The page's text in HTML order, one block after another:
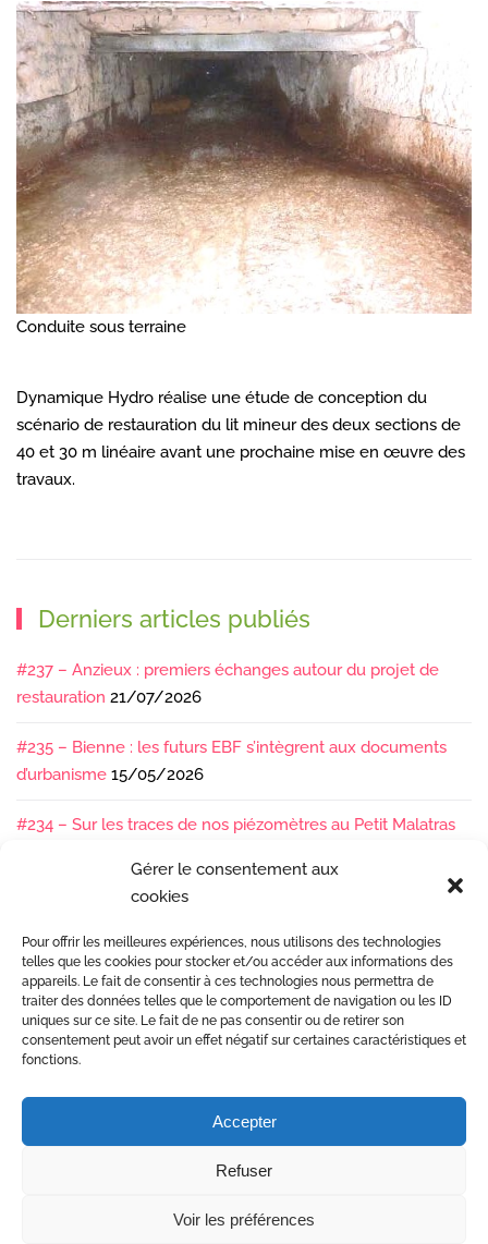
Gérer le consentement aux
cookies
Pour offrir les meilleures expériences, nous utilisons des technologies
telles que les cookies pour stocker et/ou accéder aux informations des
appareils. Le fait de consentir à ces technologies nous permettra de
traiter des données telles que le comportement de navigation ou les ID
uniques sur ce site. Le fait de ne pas consentir ou de retirer son
consentement peut avoir un effet négatif sur certaines caractéristiques et
fonctions.
Accepter
Refuser
Voir les préférences
Conduite sous terraine
Dynamique Hydro réalise une étude de conception du
scénario de restauration du lit mineur des deux sections de
40 et 30 m linéaire avant une prochaine mise en œuvre des
travaux.
Derniers articles publiés
#237 – Anzieux : premiers échanges autour du projet de
restauration 21/07/2026
#235 – Bienne : les futurs EBF s’intègrent aux documents
d’urbanisme 15/05/2026
#234 – Sur les traces de nos piézomètres au Petit Malatras
#233 – Les sédiments, ça se suit en équipe !
#232 – Sur le terrain avec l’Isère : ça bouge sous nos pieds !
07/04/2026
Etudes et gestion des rivières
© Copyright 2017 Dynamique Hydro •